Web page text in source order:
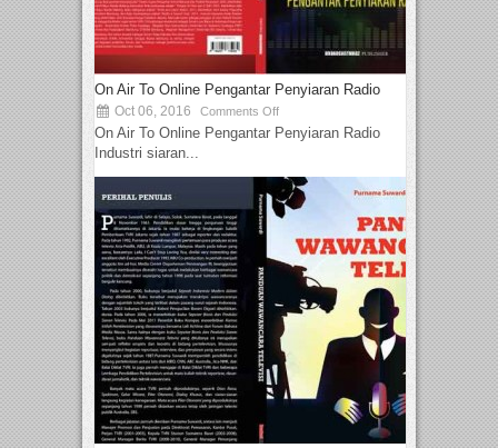
On Air To Online Pengantar Penyiaran Radio
Oct 06, 2016 Comments Off
On Air To Online Pengantar Penyiaran Radio
Industri siaran...